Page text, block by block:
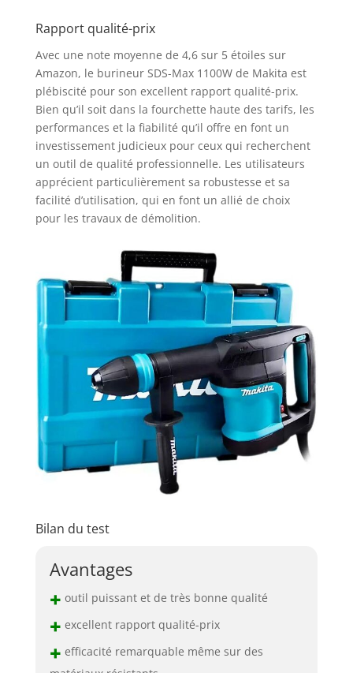
Rapport qualité-prix
Avec une note moyenne de 4,6 sur 5 étoiles sur
Amazon, le burineur SDS-Max 1100W de Makita est
plébiscité pour son excellent rapport qualité-prix.
Bien qu’il soit dans la fourchette haute des tarifs, les
performances et la fiabilité qu’il offre en font un
investissement judicieux pour ceux qui recherchent
un outil de qualité professionnelle. Les utilisateurs
apprécient particulièrement sa robustesse et sa
facilité d’utilisation, qui en font un allié de choix
pour les travaux de démolition.
Bilan du test
Avantages
+ outil puissant et de très bonne qualité
+ excellent rapport qualité-prix
+ efficacité remarquable même sur des